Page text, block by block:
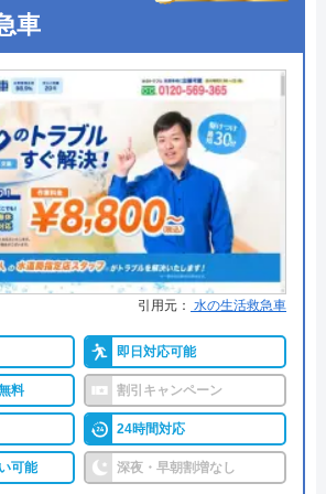
Googleクチコミを見る
出張見積もり無料
現金、クレジットカード
修理実績119万件
―
詳細は公式HPでご確認ください
すめの理由
ているサイトの累計の問い合わせ
回りに限らず約150品目のお家の
ておりますので、お住まいのトラ
相談できます。
もり後の追加費用は一切ありませ
車
引用元： 水の生活救急車
即日対応可能
料 割引キャンペーン
24時間対応
可能 深夜・早朝割増なし